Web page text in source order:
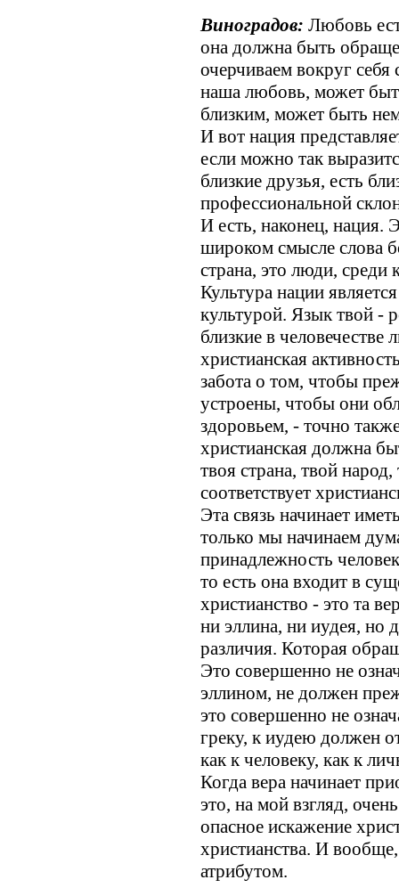
Виноградов: Любовь
она должна быть
очерчиваем вокруг
наша любовь, может
близким, может быть
И вот нация
если можно так
близкие друзья, есть
профессиональной
И есть, наконец, нация.
широком смысле слова
страна, это люди,
Культура нации
культурой. Язык твой -
близкие в
христианская
забота о том, чтобы
устроены, чтобы они
здоровьем, - точно
христианская должна
твоя страна, твой
соответствует
Эта связь начинает
только мы начинаем
принадлежность
то есть она входит в
христианство - это та
ни эллина, ни иудея, но
различия. Которая
Это совершенно не
эллином, не должен
это совершенно не
греку, к иудею должен
как к человеку, как к
Когда вера начинает
это, на мой взгляд,
опасное искажение
христианства. И
атрибутом.